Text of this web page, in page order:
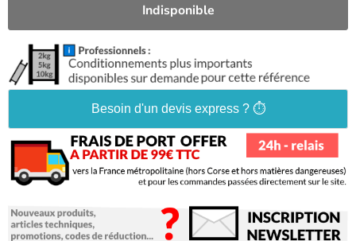
Indisponible
Besoin d'un devis express ? ⏱️